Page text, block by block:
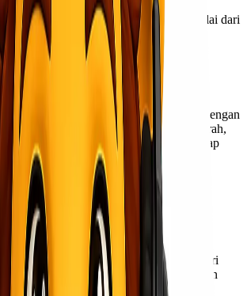
bisa mengirim barang apa pun, mulai dari
dagangan, bahan baku, hingga
gudang.
Lionel Express?
di luar sana, tapi Lionel Express hadir dengan
Kami tidak hanya fokus pada harga murah,
barang kamu sampai tepat waktu dan tetap
banyak pelanggan mempercayakan
kami:
dan cepat
tim kami, lalu kami bantu mulai dari
barang, sampai proses penjemputan